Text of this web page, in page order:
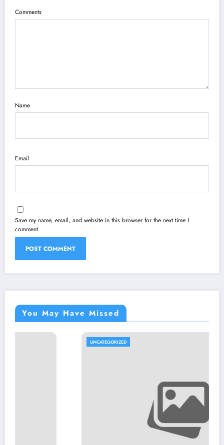
Comments
Name
Email
Save my name, email, and website in this browser for the next time I
comment.
You May Have Missed